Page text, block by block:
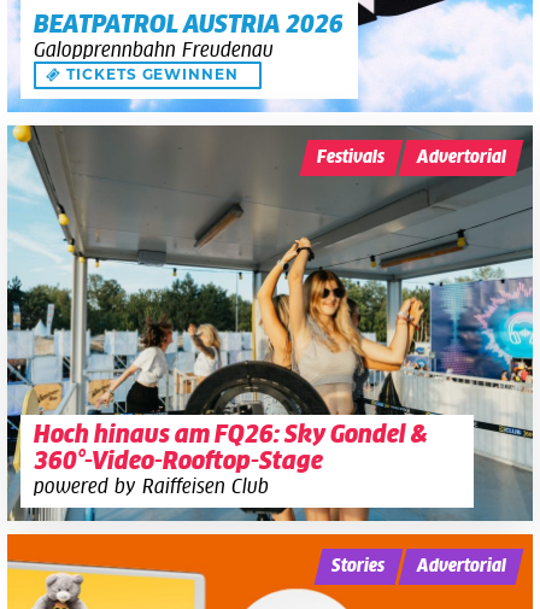
BEATPATROL AUSTRIA 2026
Galopprennbahn Freudenau
TICKETS GEWINNEN
Hoch hinaus am FQ26: Sky Gondel &
360°-Video-Rooftop-Stage
powered by Raiffeisen Club
Festivals Advertorial
Stories Advertorial